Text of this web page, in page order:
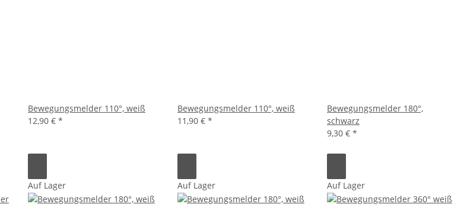
Bewegungsmelder 110°, weiß
12,90 € *
Bewegungsmelder 110°, weiß
11,90 € *
Bewegungsmelder 180°,
schwarz
9,30 € *
Auf Lager Auf Lager Auf Lager